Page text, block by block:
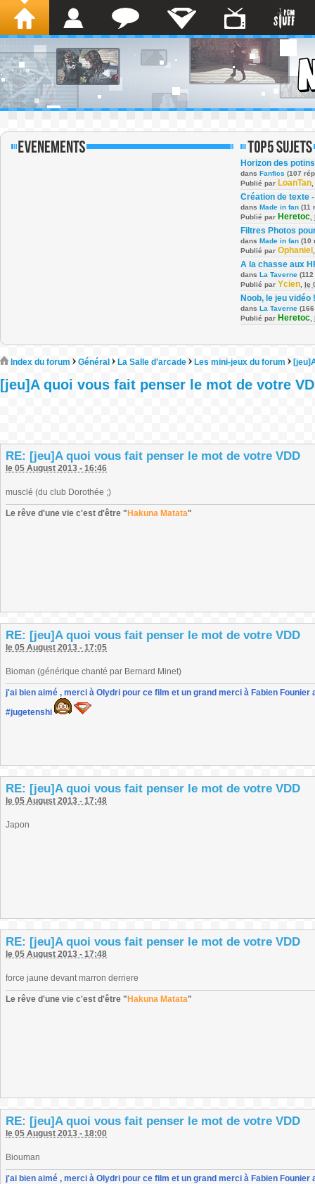
Horizon des potins
dans Fanfics (107
Publié par LoanTan
Création de texte
dans Made in fan (11
Publié par Heretoc
Filtres Photos
dans Made in fan (10
Publié par Ophaniel
A la chasse aux
dans La Taverne
Publié par Ycien le
Noob, le jeu vidéo !
dans La Taverne
Publié par Heretoc
Index du forum Général La Salle d'arcade Les mini-jeux du forum
[jeu]A quoi vous fait penser le mot de votre
RE: [jeu]A quoi vous fait penser le mot de votre VDD
le 05 August 2013 - 16:46
musclé (du club Dorothée ;)
Le rêve d'une vie c'est d'être " Hakuna Matata"
RE: [jeu]A quoi vous fait penser le mot de votre VDD
le 05 August 2013 - 17:05
Bioman (générique chanté par Bernard Minet)
j'ai bien aimé , merci à Olydri pour ce film et un grand merci à Fabien
#jugetenshi
RE: [jeu]A quoi vous fait penser le mot de votre VDD
le 05 August 2013 - 17:48
Japon
RE: [jeu]A quoi vous fait penser le mot de votre VDD
le 05 August 2013 - 17:48
force jaune devant marron derriere
Le rêve d'une vie c'est d'être " Hakuna Matata"
RE: [jeu]A quoi vous fait penser le mot de votre VDD
le 05 August 2013 - 18:00
Biouman
j'ai bien aimé , merci à Olydri pour ce film et un grand merci à Fabien